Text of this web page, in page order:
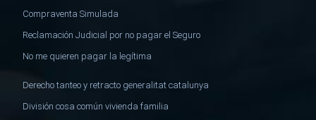
Compraventa Simulada
Reclamación Judicial por no pagar el Seguro
No me quieren pagar la legítima
Derecho tanteo y retracto generalitat catalunya
División cosa común vivienda familia